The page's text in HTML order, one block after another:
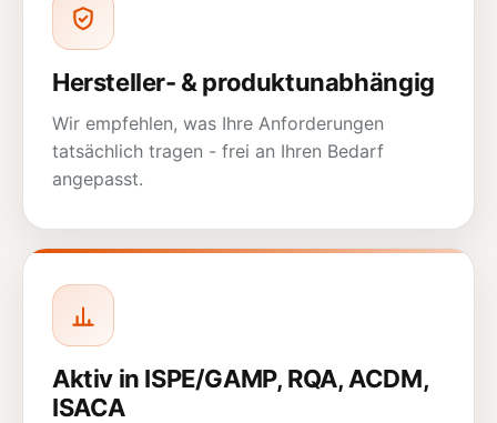
Hersteller- & produktunabhängig
Wir empfehlen, was Ihre Anforderungen
tatsächlich tragen - frei an Ihren Bedarf
angepasst.
Aktiv in ISPE/GAMP, RQA, ACDM,
ISACA